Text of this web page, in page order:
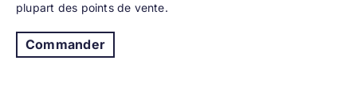
plupart des points de vente.
Commander